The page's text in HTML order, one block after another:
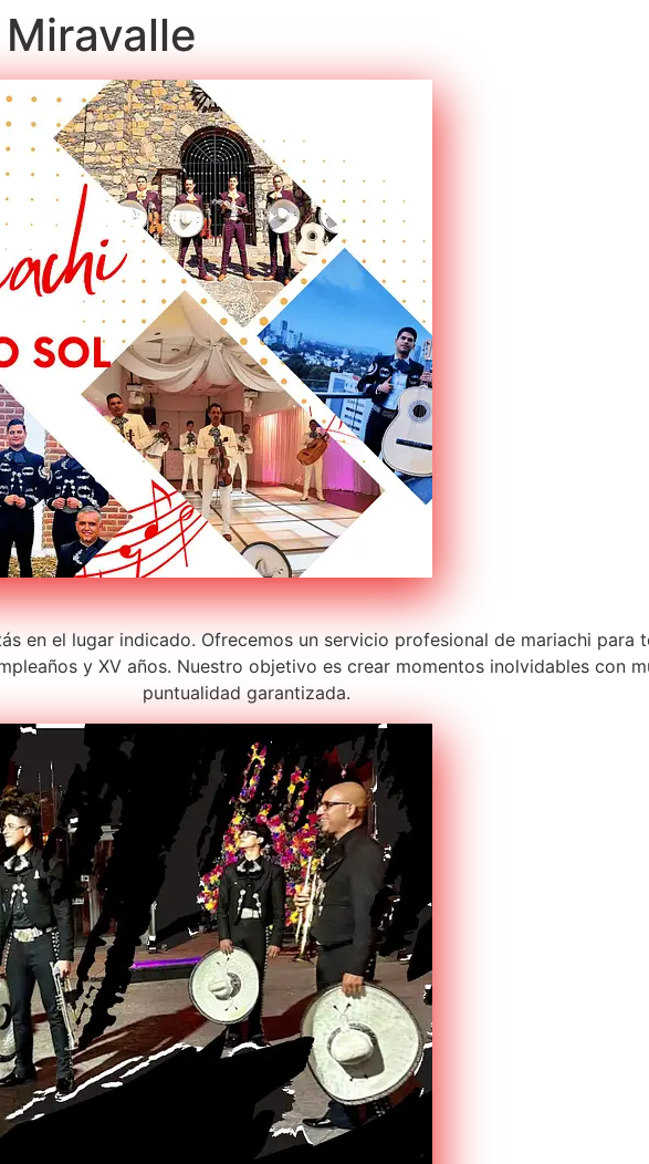
en el lugar indicado. Ofrecemos un servicio profesional de mariachi
y XV años. Nuestro objetivo es crear momentos inolvidables con
puntualidad garantizada.